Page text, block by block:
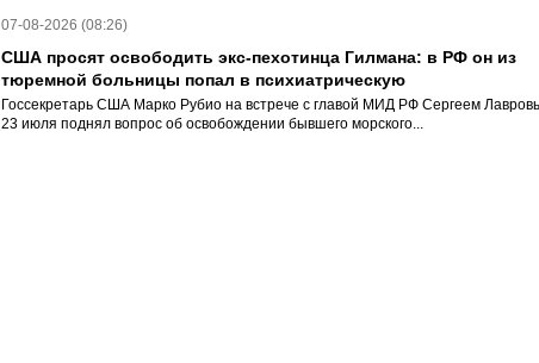
07-08-2026 (08:26)
США просят освободить экс-пехотинца Гилмана: в РФ он из
тюремной больницы попал в психиатрическую
Госсекретарь США Марко Рубио на встрече с главой МИД РФ Сергеем
23 июля поднял вопрос об освобождении бывшего морского...